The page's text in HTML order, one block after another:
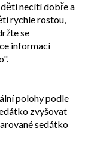
necítí dobře a
rychle rostou,
se
informací
polohy podle
zvyšovat
sedátko